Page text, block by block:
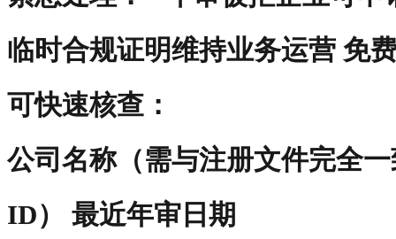
临时合规证明维持业务运营 免
可快速核查：
公司名称（需与注册文件完全
ID） 最近年审日期